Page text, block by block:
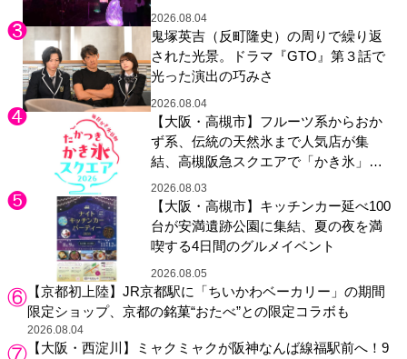
ガーデン 大阪」へ招待
2026.08.04
鬼塚英吉（反町隆史）の周りで繰り返
された光景。ドラマ『GTO』第３話で
光った演出の巧みさ
2026.08.04
【大阪・高槻市】フルーツ系からおか
ず系、伝統の天然氷まで人気店が集
結、高槻阪急スクエアで「かき氷」祭
り
2026.08.03
【大阪・高槻市】キッチンカー延べ100
台が安満遺跡公園に集結、夏の夜を満
喫する4日間のグルメイベント
2026.08.05
【京都初上陸】JR京都駅に「ちいかわベーカリー」の期間
限定ショップ、京都の銘菓“おたべ”との限定コラボも
2026.08.04
【大阪・西淀川】ミャクミャクが阪神なんば線福駅前へ！9